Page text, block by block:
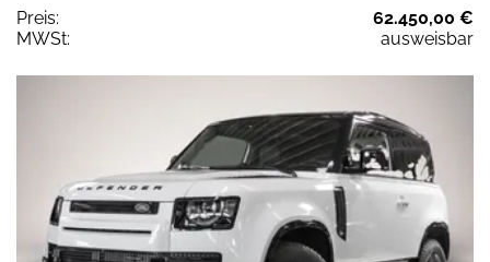
Preis:
62.450,00 €
MWSt:
ausweisbar